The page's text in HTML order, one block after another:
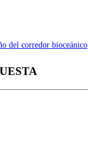
del corredor bioceánico